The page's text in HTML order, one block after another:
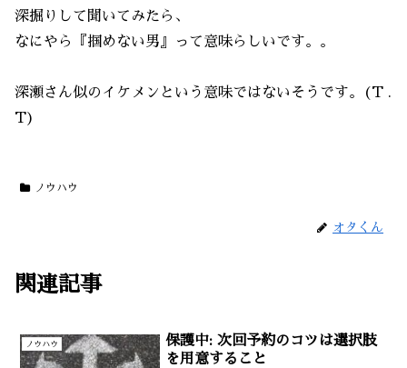
深掘りして聞いてみたら、
なにやら『掴めない男』って意味らしいです。。
深瀬さん似のイケメンという意味ではないそうです。(T .
T)
ノウハウ
オタくん
関連記事
ノウハウ
保護中: 次回予約のコツは選択肢
を用意すること